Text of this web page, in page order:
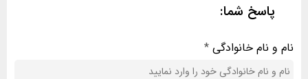
پاسخ شما:
نام و نام خانوادگی *